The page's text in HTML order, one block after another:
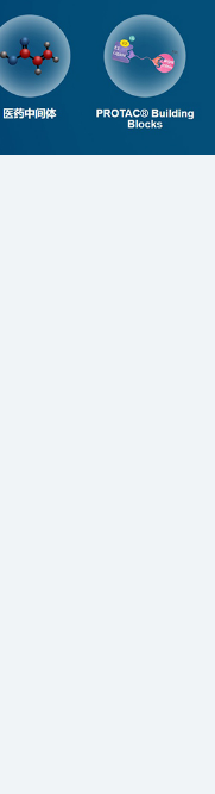
自免领域管线的布局、提升
流动资金。